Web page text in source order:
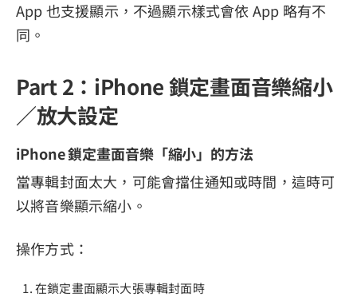
App 也支援顯示，不過顯示樣式會依 App 略有不
同。
Part 2：iPhone 鎖定畫面音樂縮小
／放大設定
iPhone 鎖定畫面音樂「縮小」的方法
當專輯封面太大，可能會擋住通知或時間，這時可
以將音樂顯示縮小。
操作方式：
在鎖定畫面顯示大張專輯封面時